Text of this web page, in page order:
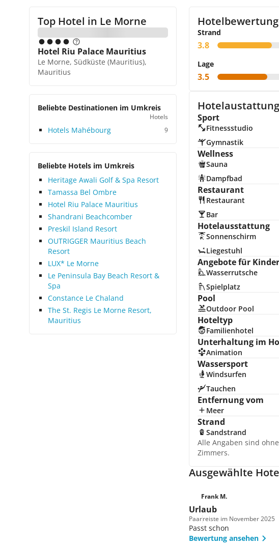
Top Hotel in Le Morne
Hotel Riu Palace Mauritius
Le Morne, Südküste (Mauritius),
Mauritius
Beliebte Destinationen im Umkreis
Hotels
Hotels Mahébourg 9
Beliebte Hotels im Umkreis
Heritage Awali Golf & Spa Resort
Tamassa Bel Ombre
Hotel Riu Palace Mauritius
Shandrani Beachcomber
Preskil Island Resort
OUTRIGGER Mauritius Beach
Resort
LUX* Le Morne
Le Peninsula Bay Beach Resort &
Spa
Constance Le Chaland
The St. Regis Le Morne Resort,
Mauritius
Strand
3.8
Lage
3.5
Sport
Fitnessstudio
Gymnastik
Wellness
Sauna
Dampfbad
Restaurant
Restaurant
Bar
Hotelausstattung
Sonnenschirm
Liegestuhl
Angebote für Kinder
Wasserrutsche
Spielplatz
Pool
Outdoor Pool
Hoteltyp
Familienhotel
Unterhaltung im
Animation
Wassersport
Windsurfen
Tauchen
Entfernung vom
Meer
Strand
Sandstrand
Alle Angaben sind
Zimmers.
Ausgewählte
Frank M.
Urlaub
Paarreiste im November 2025
Passt schon
Bewertung ansehen